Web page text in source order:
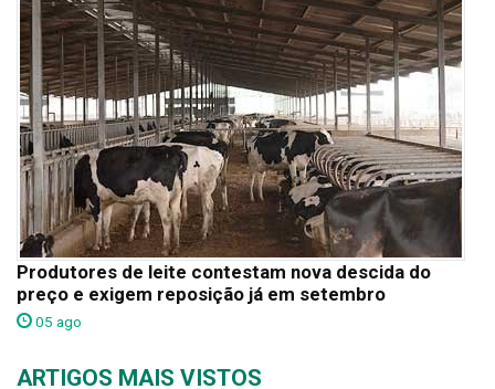
Produtores de leite contestam nova descida do
preço e exigem reposição já em setembro
05 ago
ARTIGOS MAIS VISTOS